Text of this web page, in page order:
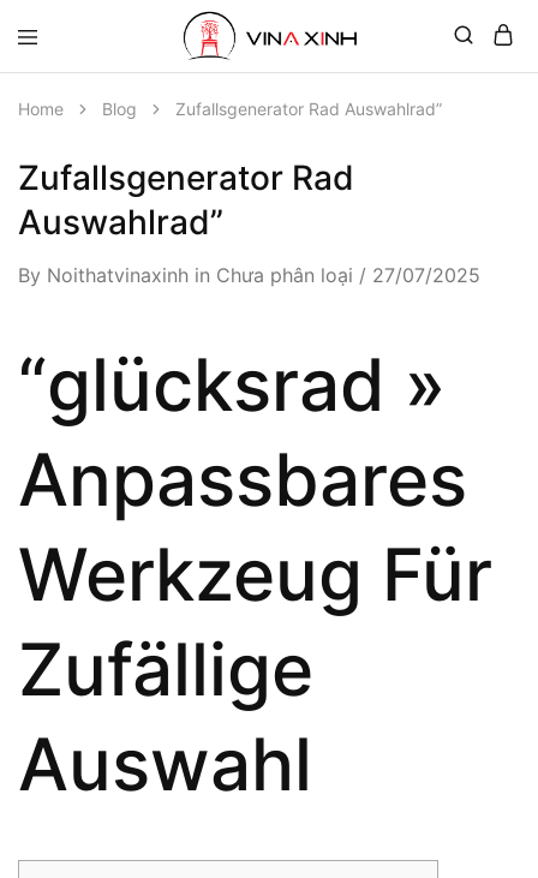
Home Blog Zufallsgenerator Rad Auswahlrad”
Zufallsgenerator Rad
Auswahlrad”
By Noithatvinaxinh in Chưa phân loại 27/07/2025
“glücksrad »
Anpassbares
Werkzeug Für
Zufällige
Auswahl